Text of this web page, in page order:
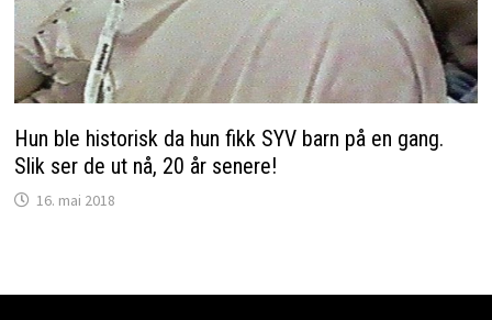
Hun ble historisk da hun fikk SYV barn på en gang.
Slik ser de ut nå, 20 år senere!
16. mai 2018